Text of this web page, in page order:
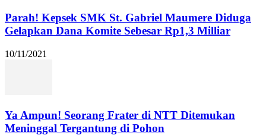
Parah! Kepsek SMK St. Gabriel Maumere Diduga
Gelapkan Dana Komite Sebesar Rp1,3 Milliar
10/11/2021
Ya Ampun! Seorang Frater di NTT Ditemukan
Meninggal Tergantung di Pohon